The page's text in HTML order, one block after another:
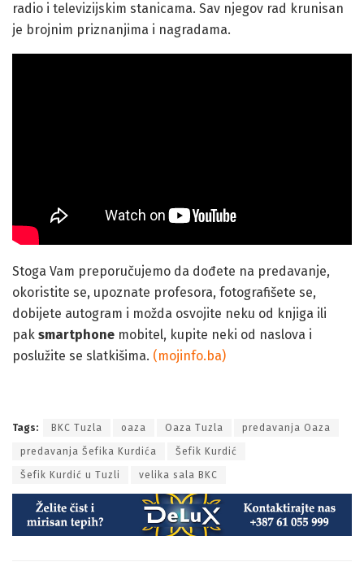
radio i televizijskim stanicama. Sav njegov rad krunisan
je brojnim priznanjima i nagradama.
Stoga Vam preporučujemo da dođete na predavanje,
okoristite se, upoznate profesora, fotografišete se,
dobijete autogram i možda osvojite neku od knjiga ili
pak smartphone mobitel, kupite neki od naslova i
poslužite se slatkišima. (mojinfo.ba)
Tags: BKC Tuzla oaza Oaza Tuzla predavanja Oaza
predavanja Šefika Kurdića Šefik Kurdić
Šefik Kurdić u Tuzli velika sala BKC